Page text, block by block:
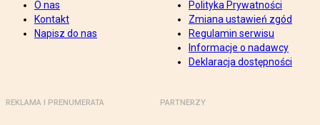
O nas
Kontakt
Napisz do nas
Polityka Prywatności
Zmiana ustawień zgód
Regulamin serwisu
Informacje o nadawcy
Deklaracja dostępności
REKLAMA I PRENUMERATA PARTNERZY